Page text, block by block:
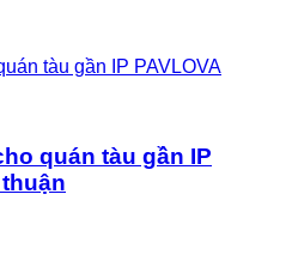
quán tàu gần IP